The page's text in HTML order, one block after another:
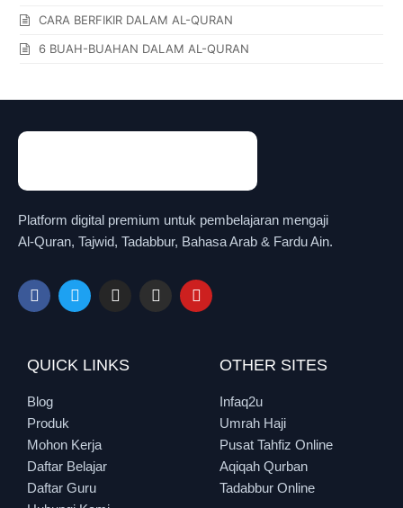
CARA BERFIKIR DALAM AL-QURAN
6 BUAH-BUAHAN DALAM AL-QURAN
Platform digital premium untuk pembelajaran mengaji
Al-Quran, Tajwid, Tadabbur, Bahasa Arab & Fardu Ain.
QUICK LINKS
Blog
Produk
Mohon Kerja
Daftar Belajar
Daftar Guru
OTHER SITES
Infaq2u
Umrah Haji
Pusat Tahfiz Online
Aqiqah Qurban
Tadabbur Online